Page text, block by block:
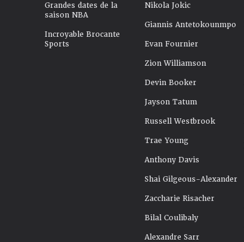
Grandes dates de la
saison NBA
Incroyable Brocante
Sports
Nikola Jokic
Giannis Antetokounmpo
Evan Fournier
Zion Williamson
Devin Booker
Jayson Tatum
Russell Westbrook
Trae Young
Anthony Davis
Shai Gilgeous-Alexander
Zaccharie Risacher
Bilal Coulibaly
Alexandre Sarr